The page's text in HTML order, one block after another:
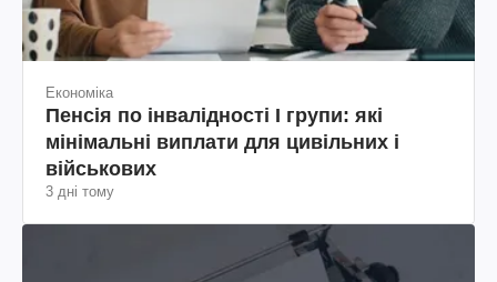
Економіка
Пенсія по інвалідності I групи: які
мінімальні виплати для цивільних і
військових
3 дні тому